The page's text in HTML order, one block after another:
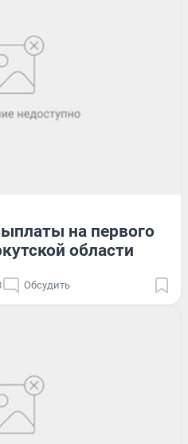
на первого
области
Обсудить